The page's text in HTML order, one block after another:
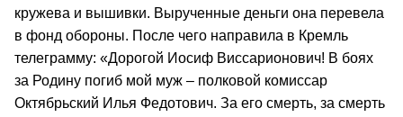
кружева и вышивки. Вырученные деньги она перевела
в фонд обороны. После чего направила в Кремль
телеграмму: «Дорогой Иосиф Виссарионович! В боях
за Родину погиб мой муж – полковой комиссар
Октябрьский Илья Федотович. За его смерть, за смерть